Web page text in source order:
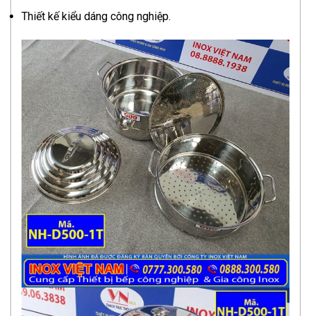
Thiết kế kiểu dáng công nghiệp.